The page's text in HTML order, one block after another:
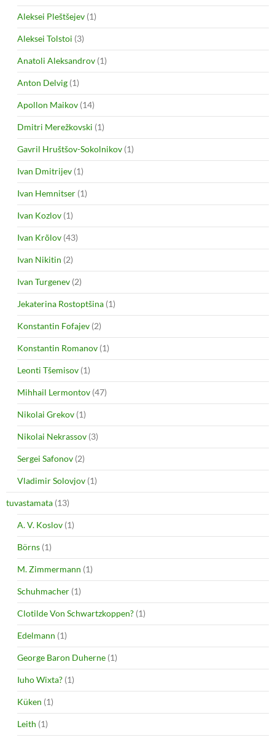
Aleksei Pleštšejev (1)
Aleksei Tolstoi (3)
Anatoli Aleksandrov (1)
Anton Delvig (1)
Apollon Maikov (14)
Dmitri Merežkovski (1)
Gavril Hruštšov-Sokolnikov (1)
Ivan Dmitrijev (1)
Ivan Hemnitser (1)
Ivan Kozlov (1)
Ivan Krõlov (43)
Ivan Nikitin (2)
Ivan Turgenev (2)
Jekaterina Rostoptšina (1)
Konstantin Fofajev (2)
Konstantin Romanov (1)
Leonti Tšemisov (1)
Mihhail Lermontov (47)
Nikolai Grekov (1)
Nikolai Nekrassov (3)
Sergei Safonov (2)
Vladimir Solovjov (1)
tuvastamata (13)
A. V. Koslov (1)
Börns (1)
M. Zimmermann (1)
Schuhmacher (1)
Clotilde Von Schwartzkoppen? (1)
Edelmann (1)
George Baron Duherne (1)
Iuho Wixta? (1)
Küken (1)
Leith (1)